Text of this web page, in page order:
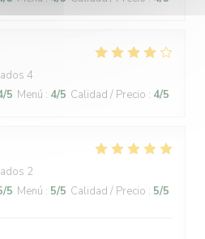
4
/5 Menú : 4/5 Calidad / Precio : 4/5
2
/5 Menú : 5/5 Calidad / Precio : 5/5